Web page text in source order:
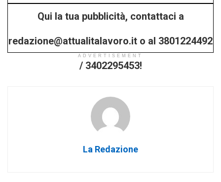
/ 3402295453!
Qui la tua pubblicità, contattaci a
redazione@attualitalavoro.it o al 3801224492
/ 3402295453!
ADVERTISEMENT
La Redazione